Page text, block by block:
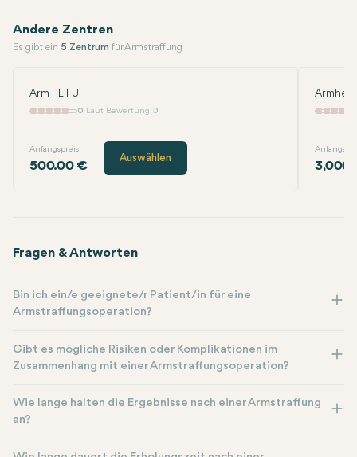
Andere Zentren
Es gibt ein 5 Zentrum für Armstraffung
Arm - LIFU
0 Laut Bewertung 0
Anfangspreis
500.00 €
Auswählen
Fragen & Antworten
Bin ich ein/e geeignete/r Patient/in für eine
Armstraffungsoperation?
Gibt es mögliche Risiken oder Komplikationen im
Zusammenhang mit einer Armstraffungsoperation?
Wie lange halten die Ergebnisse nach einer Armstraffung
an?